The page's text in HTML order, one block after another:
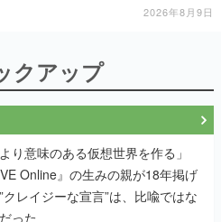
2026年8月9日
クアップ
より意味のある仮想世界を作る」
Online』の生みの親が18年掲げ
クレイジーな宣言”は、比喩ではな
った